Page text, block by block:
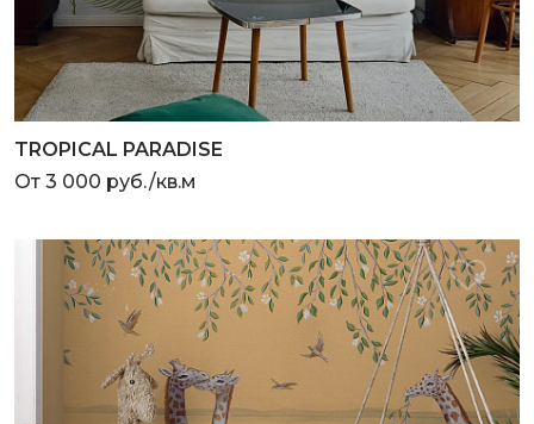
TROPICAL PARADISE
От 3 000 руб./кв.м